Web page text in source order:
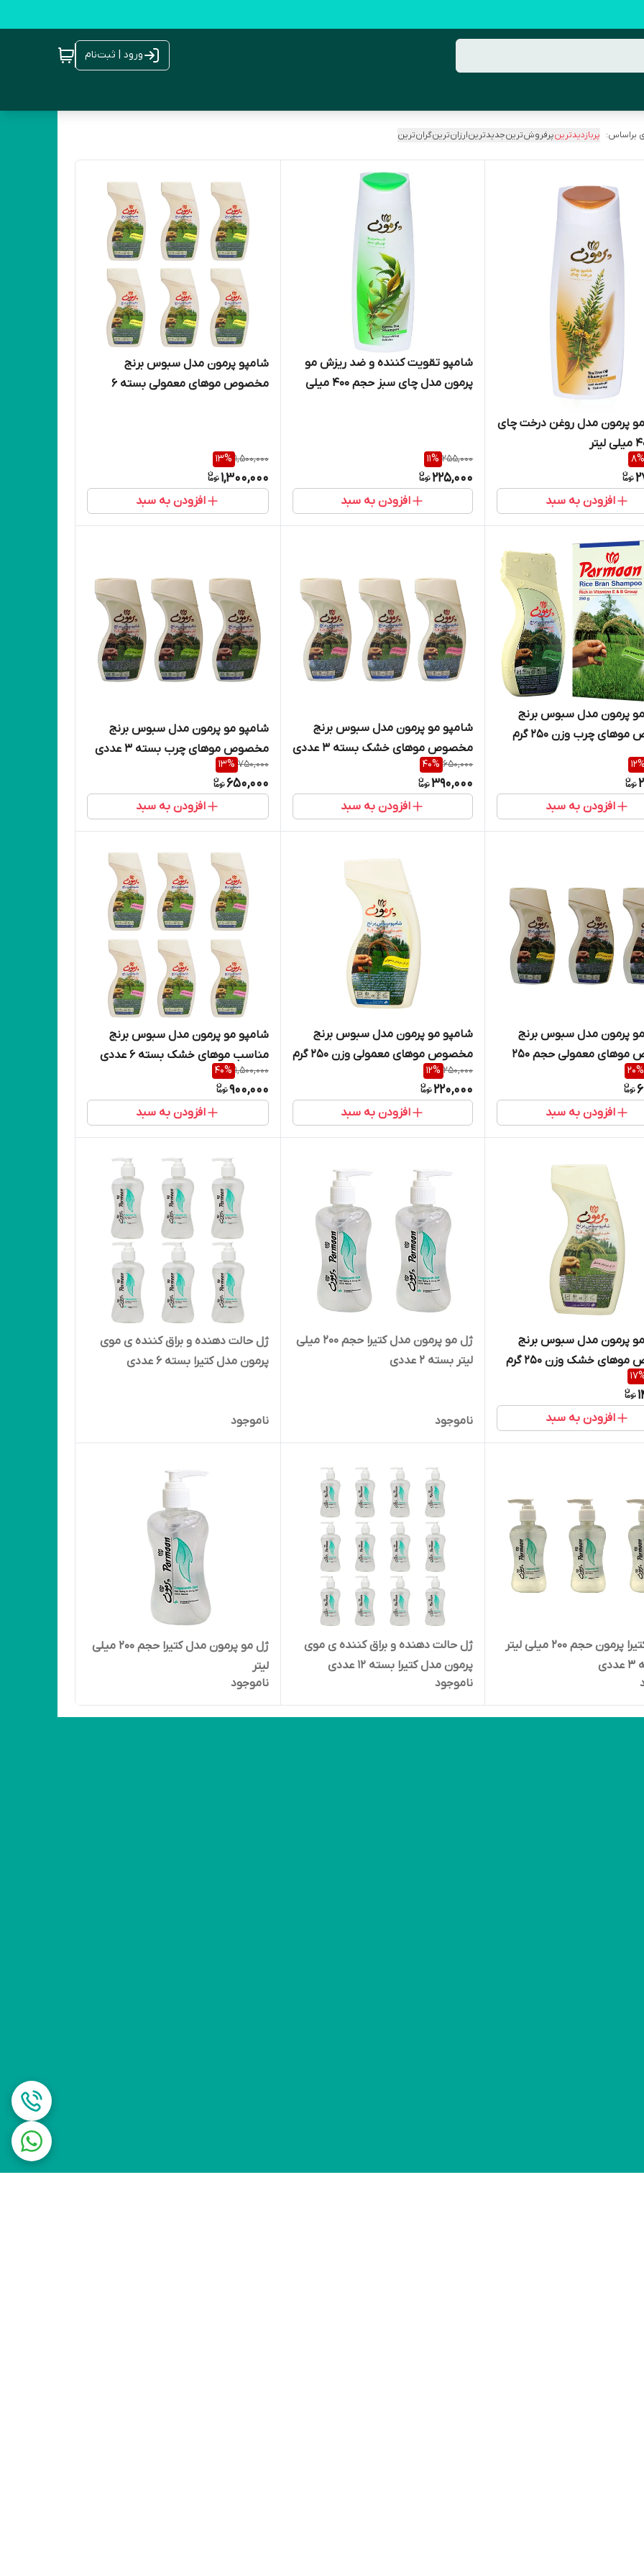
ورود | ثبت‌نام
براساس: پربازدیدترینپرفروش‌ترینجدیدترینارزان‌ترینگران‌ترین
پرمون مدل روغن درخت چای
8%
افزودن به سبد
شامپو تقویت کننده و ضد ریزش مو
پرمون مدل چای سبز حجم 400 میلی
255,000
11%
225,000
افزودن به سبد
شامپو پرمون مدل سبوس برنج
مخصوص موهای معمولی بسته 6
1,500,000
13%
1,300,000
افزودن به سبد
پرمون مدل سبوس برنج
چرب وزن 250 گرم
12%
افزودن به سبد
شامپو مو پرمون مدل سبوس برنج
مخصوص موهای خشک بسته 3 عددی
650,000
40%
390,000
افزودن به سبد
شامپو مو پرمون مدل سبوس برنج
مخصوص موهای چرب بسته 3 عددی
750,000
13%
650,000
افزودن به سبد
پرمون مدل سبوس برنج
مخصوص موهای معمولی حجم 250
عددی
20%
افزودن به سبد
شامپو مو پرمون مدل سبوس برنج
مخصوص موهای معمولی وزن 250 گرم
250,000
12%
220,000
افزودن به سبد
شامپو مو پرمون مدل سبوس برنج
مناسب موهای خشک بسته 6 عددی
1,500,000
40%
900,000
افزودن به سبد
پرمون مدل سبوس برنج
خشک وزن 250 گرم
17
افزودن به سبد
ژل مو پرمون مدل کتیرا حجم 200 میلی
لیتر بسته 2 عددی
ناموجود
ژل حالت دهنده و براق کننده ی موی
پرمون مدل کتیرا بسته 6 عددی
ناموجود
ژل مو کتیرا پرمون حجم 200 میلی لیتر
ژل حالت دهنده و براق کننده ی موی
پرمون مدل کتیرا بسته 12 عددی
ناموجود
ژل مو پرمون مدل کتیرا حجم 200 میلی
لیتر
ناموجود